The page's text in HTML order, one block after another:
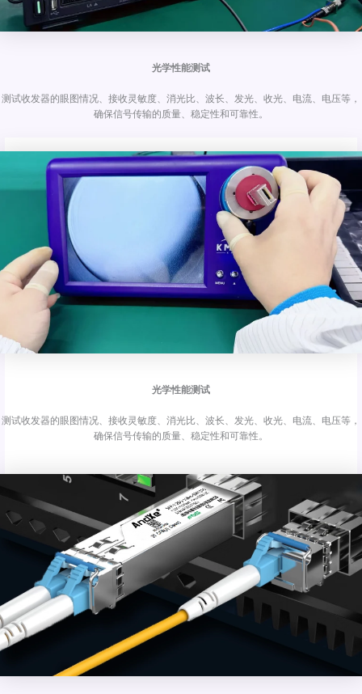
光学性能测试
测试收发器的眼图情况、接收灵敏度、消光比、波长、发光、收光、电流、电压等，
确保信号传输的质量、稳定性和可靠性。
光学性能测试
测试收发器的眼图情况、接收灵敏度、消光比、波长、发光、收光、电流、电压等，
确保信号传输的质量、稳定性和可靠性。